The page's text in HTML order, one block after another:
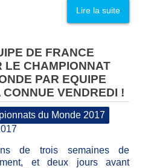
Lire la suite
DE FRANCE
LE CHAMPIONNAT
PAR EQUIPE
CONNUE VENDREDI !
du Monde 2017
de trois semaines de
et deux jours avant